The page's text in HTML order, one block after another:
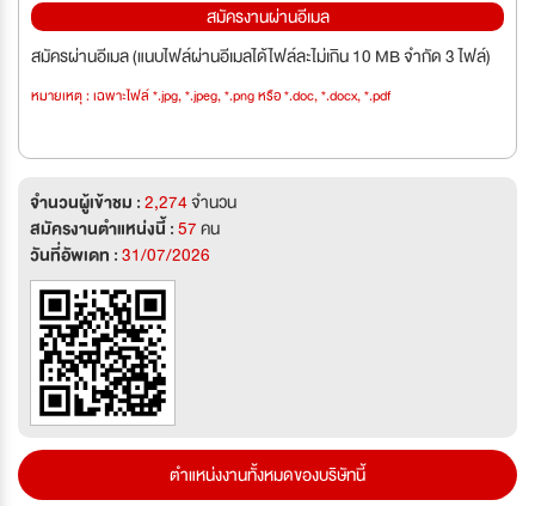
สมัครงานผ่านอีเมล
สมัครผ่านอีเมล (แนบไฟล์ผ่านอีเมลได้ไฟล์ละไม่เกิน 10 MB จำกัด 3 ไฟล์)
หมายเหตุ : เฉพาะไฟล์ *.jpg, *.jpeg, *.png หรือ *.doc, *.docx, *.pdf
จำนวนผู้เข้าชม :2,274จำนวน
สมัครงานตำแหน่งนี้ :57คน
วันที่อัพเดท :31/07/2026
ตำแหน่งงานทั้งหมดของบริษัทนี้